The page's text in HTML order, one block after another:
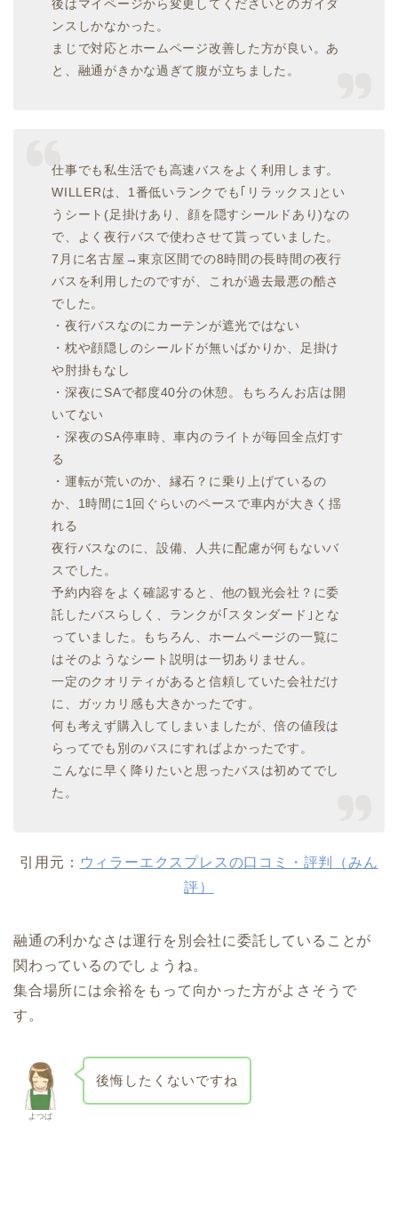
後はマイページから変更してくださいとのガイダ
ンスしかなかった。
まじで対応とホームページ改善した方が良い。あ
と、融通がきかな過ぎて腹が立ちました。
仕事でも私生活でも高速バスをよく利用します。
WILLERは、1番低いランクでも｢リラックス｣とい
うシート(足掛けあり、顔を隠すシールドあり)なの
で、よく夜行バスで使わさせて貰っていました。
7月に名古屋→東京区間での8時間の長時間の夜行
バスを利用したのですが、これが過去最悪の酷さ
でした。
・夜行バスなのにカーテンが遮光ではない
・枕や顔隠しのシールドが無いばかりか、足掛け
や肘掛もなし
・深夜にSAで都度40分の休憩。もちろんお店は開
いてない
・深夜のSA停車時、車内のライトが毎回全点灯す
る
・運転が荒いのか、縁石？に乗り上げているの
か、1時間に1回ぐらいのペースで車内が大きく揺
れる
夜行バスなのに、設備、人共に配慮が何もないバ
スでした。
予約内容をよく確認すると、他の観光会社？に委
託したバスらしく、ランクが｢スタンダード｣とな
っていました。もちろん、ホームページの一覧に
はそのようなシート説明は一切ありません。
一定のクオリティがあると信頼していた会社だけ
に、ガッカリ感も大きかったです。
何も考えず購入してしまいましたが、倍の値段は
らってでも別のバスにすればよかったです。
こんなに早く降りたいと思ったバスは初めてでし
た。
引用元： ウィラーエクスプレスの口コミ・評判（みん
評）
融通の利かなさは運行を別会社に委託していることが
関わっているのでしょうね。
集合場所には余裕をもって向かった方がよさそうで
す。
よつば
後悔したくないですね